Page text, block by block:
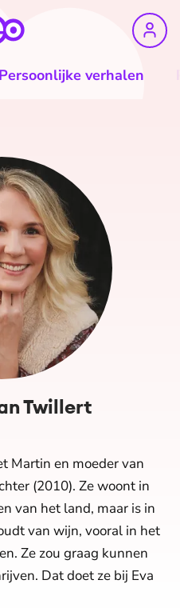
Persoonlijke verhalen
Twillert
Martin en moeder van
(2010). Ze woont in
van het land, maar is in
van wijn, vooral in het
Ze zou graag kunnen
Dat doet ze bij Eva